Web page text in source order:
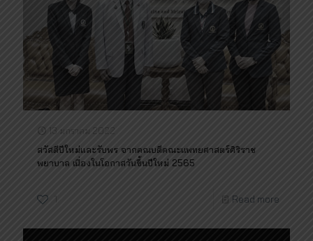
13 มกราคม 2022
สวัสดีปีใหม่และรับพร จากคณบดีคณะแพทยศาสตร์ศิริราช
พยาบาล เนื่องในโอกาสวันขึ้นปีใหม่ 2565
1 Read more